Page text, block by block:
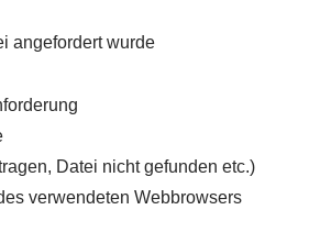
angefordert wurde
Datei nicht gefunden etc.)
verwendeten Webbrowsers